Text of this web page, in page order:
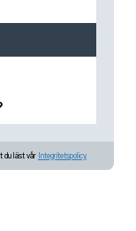
du läst vår Integritetspolicy.